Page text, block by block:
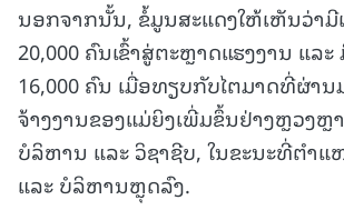
ນອກຈາກນັ້ນ, ຂໍ້ມູນສະແດງໃຫ້ເຫັນວ່າມີ
20,000 ຄົນເຂົ້າສູ່ຕະຫຼາດແຮງງານ ແລ
16,000 ຄົນ ເມື່ອທຽບກັບໄຕມາດທີ່ຜ່ານ
ຈ້າງງານຂອງແມ່ຍິງເພີ່ມຂຶ້ນຢ່າງຫຼວງ
ບໍລິຫານ ແລະ ວິຊາຊີບ, ໃນຂະນະທີ່ຕຳແ
ແລະ ບໍລິຫານຫຼຸດລົງ.